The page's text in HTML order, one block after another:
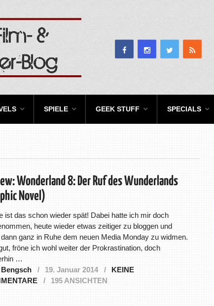
SPIELE GEEK STUFF SPECIALS
Wonderland 8: Der Ruf des Wunderlands
Novel)
ist das schon wieder spät! Dabei hatte ich mir doch
heute wieder etwas zeitiger zu bloggen und
ganz in Ruhe dem neuen Media Monday zu widmen.
fröne ich wohl weiter der Prokrastination, doch
…
19. Januar 2014
KEINE
195 ANSICHTEN